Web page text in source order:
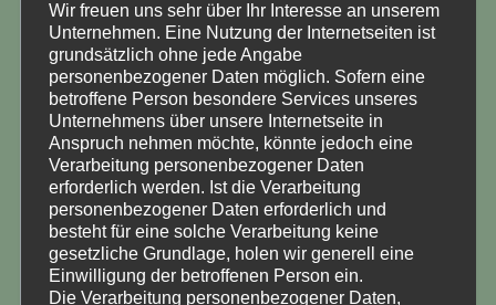
Wir freuen uns sehr über Ihr Interesse an unserem
Unternehmen. Eine Nutzung der Internetseiten ist
grundsätzlich ohne jede Angabe
personenbezogener Daten möglich. Sofern eine
betroffene Person besondere Services unseres
Unternehmens über unsere Internetseite in
Anspruch nehmen möchte, könnte jedoch eine
Verarbeitung personenbezogener Daten
erforderlich werden. Ist die Verarbeitung
personenbezogener Daten erforderlich und
besteht für eine solche Verarbeitung keine
gesetzliche Grundlage, holen wir generell eine
Einwilligung der betroffenen Person ein.
Die Verarbeitung personenbezogener Daten,